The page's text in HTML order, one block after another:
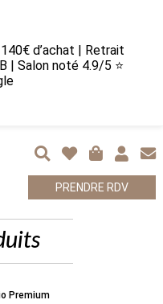
d’achat | Retrait
| Salon noté 4.9/5 ⭐
PRENDRE RDV
Premium